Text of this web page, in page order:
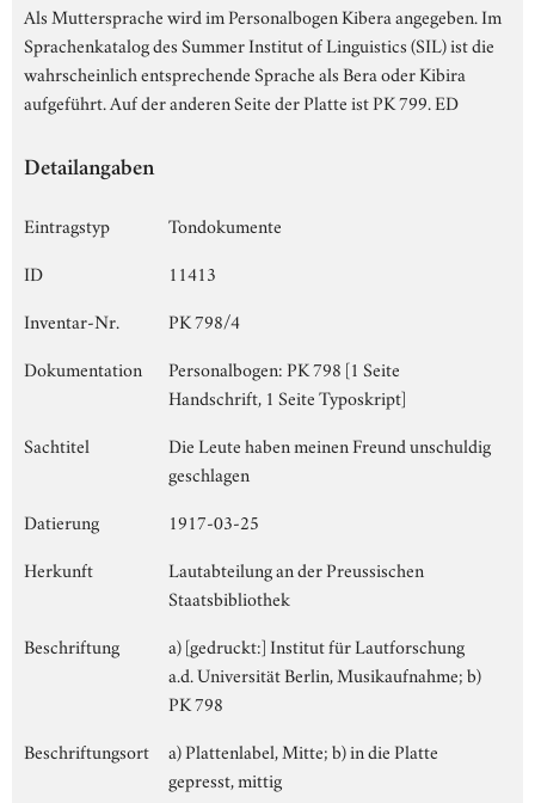
Als Muttersprache wird im Personalbogen Kibera angegeben. Im
Sprachenkatalog des Summer Institut of Linguistics (SIL) ist die
wahrscheinlich entsprechende Sprache als Bera oder Kibira
aufgeführt. Auf der anderen Seite der Platte ist PK 799. ED
Detailangaben
Eintragstyp
Tondokumente
ID
11413
Inventar-Nr.
PK 798/4
Dokumentation
Personalbogen: PK 798 [1 Seite
Handschrift, 1 Seite Typoskript]
Sachtitel
Die Leute haben meinen Freund unschuldig
geschlagen
Datierung
1917-03-25
Herkunft
Lautabteilung an der Preussischen
Staatsbibliothek
Beschriftung
a) [gedruckt:] Institut für Lautforschung
a.d. Universität Berlin, Musikaufnahme; b)
PK 798
Beschriftungsort
a) Plattenlabel, Mitte; b) in die Platte
gepresst, mittig